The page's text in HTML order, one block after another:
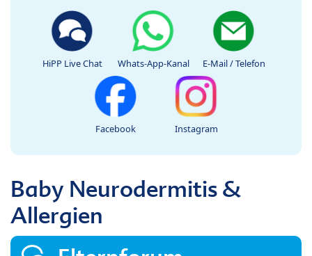
HiPP Live Chat Whats-App-Kanal E-Mail / Telefon
Facebook Instagram
Baby Neurodermitis &
Allergien